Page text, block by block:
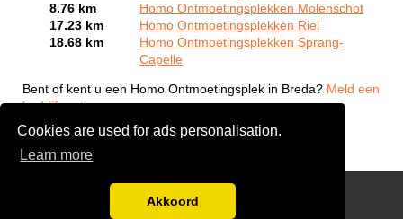
Cookies are used for ads personalisation.
Learn more
Akkoord
8.76 km
Homo Ontmoetingsplekken Molenschot
17.23 km
Homo Ontmoetingsplekken Riel
18.68 km
Homo Ontmoetingsplekken Sprang-
Capelle
Bent of kent u een Homo Ontmoetingsplek in Breda? Meld een
bedrijf gratis aan